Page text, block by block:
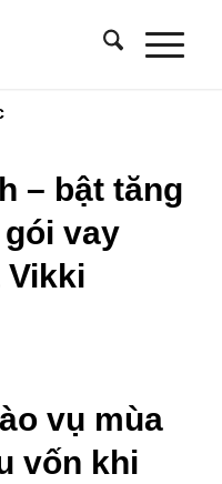
– bật tăng
vay
Vikki
vụ mùa
vốn khi